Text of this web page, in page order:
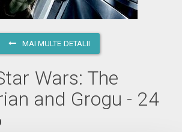
MAI MULTE DETALII
Wars: The
and Grogu - 24